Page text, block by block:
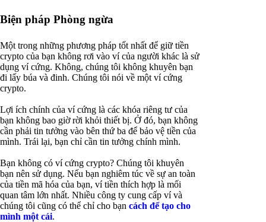
Biện pháp Phòng ngừa
Một trong những phương pháp tốt nhất để giữ tiền
crypto của bạn không rơi vào ví của người khác là sử
dụng ví cứng. Không, chúng tôi không khuyên bạn
đi lấy búa và đinh. Chúng tôi nói về một ví cứng
crypto.
Lợi ích chính của ví cứng là các khóa riêng tư của
bạn không bao giờ rời khỏi thiết bị. Ở đó, bạn không
cần phải tin tưởng vào bên thứ ba để bảo vệ tiền của
mình. Trái lại, bạn chỉ cần tin tưởng chính mình.
Bạn không có ví cứng crypto? Chúng tôi khuyên
bạn nên sử dụng. Nếu bạn nghiêm túc về sự an toàn
của tiền mã hóa của bạn, ví tiền thích hợp là mối
quan tâm lớn nhất. Nhiều công ty cung cấp ví và
chúng tôi cũng có thể chỉ cho bạn cách để tạo cho
mình một cái.